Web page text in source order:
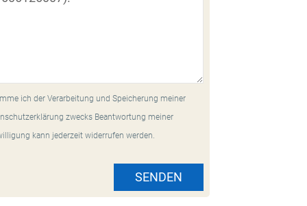
ich der Verarbeitung und Speicherung meiner
zwecks Beantwortung meiner
kann jederzeit widerrufen werden.
SENDEN